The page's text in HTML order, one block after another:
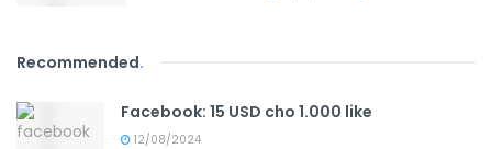
Recommended.
Facebook: 15 USD cho 1.000 like
12/08/2024